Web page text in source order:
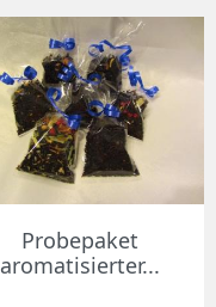
Probepaket
aromatisierter...